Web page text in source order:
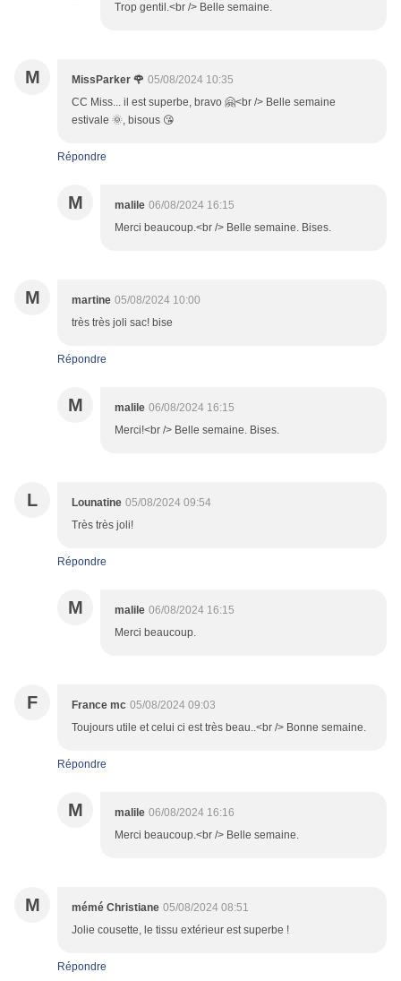
Trop gentil.<br /> Belle semaine.
M MissParker 🌹 05/08/2024 10:35
CC Miss... il est superbe, bravo 🤗<br /> Belle semaine
estivale 🌞, bisous 😘
Répondre
M malile 06/08/2024 16:15
Merci beaucoup.<br /> Belle semaine. Bises.
M martine 05/08/2024 10:00
très très joli sac! bise
Répondre
M malile 06/08/2024 16:15
Merci!<br /> Belle semaine. Bises.
L Lounatine 05/08/2024 09:54
Très très joli!
Répondre
M malile 06/08/2024 16:15
Merci beaucoup.
F France mc 05/08/2024 09:03
Toujours utile et celui ci est très beau..<br /> Bonne semaine.
Répondre
M malile 06/08/2024 16:16
Merci beaucoup.<br /> Belle semaine.
M mémé Christiane 05/08/2024 08:51
Jolie cousette, le tissu extérieur est superbe !
Répondre